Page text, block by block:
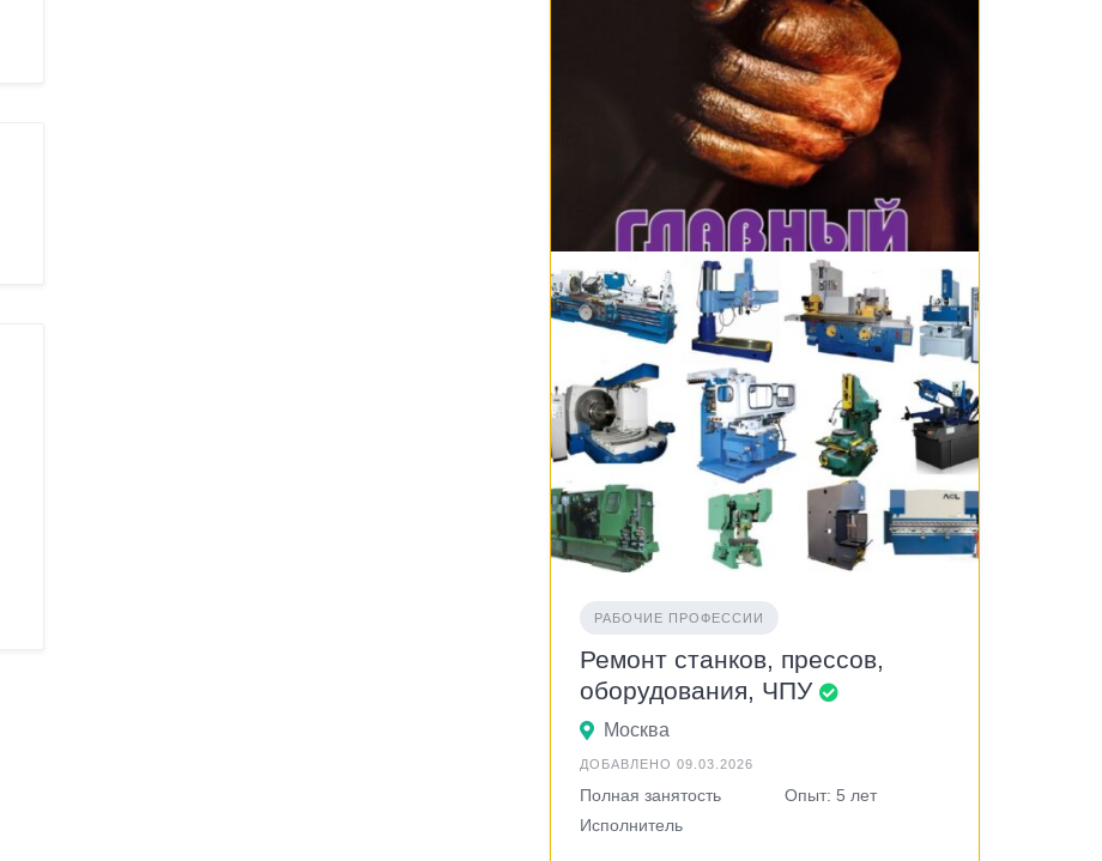
РАБОЧИЕ ПРОФЕССИИ
Ремонт станков, прессов,
оборудования, ЧПУ
Москва
ДОБАВЛЕНО 09.03.2026
Полная занятость
Опыт: 5 лет
Исполнитель